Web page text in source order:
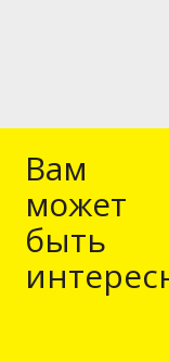
Вам
может
быть